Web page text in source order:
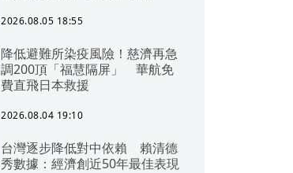
2026.08.05 18:55
降低避難所染疫風險！慈濟再急
調200頂「福慧隔屏」 華航免
費直飛日本救援
2026.08.04 19:10
台灣逐步降低對中依賴 賴清德
秀數據：經濟創近50年最佳表現